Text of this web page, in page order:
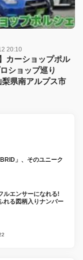
20:10
カーショップポル
ショップ巡り
梨県南アルプス市
」、そのユニーク
ルエンサーになれる!
れる図柄入りナンバー